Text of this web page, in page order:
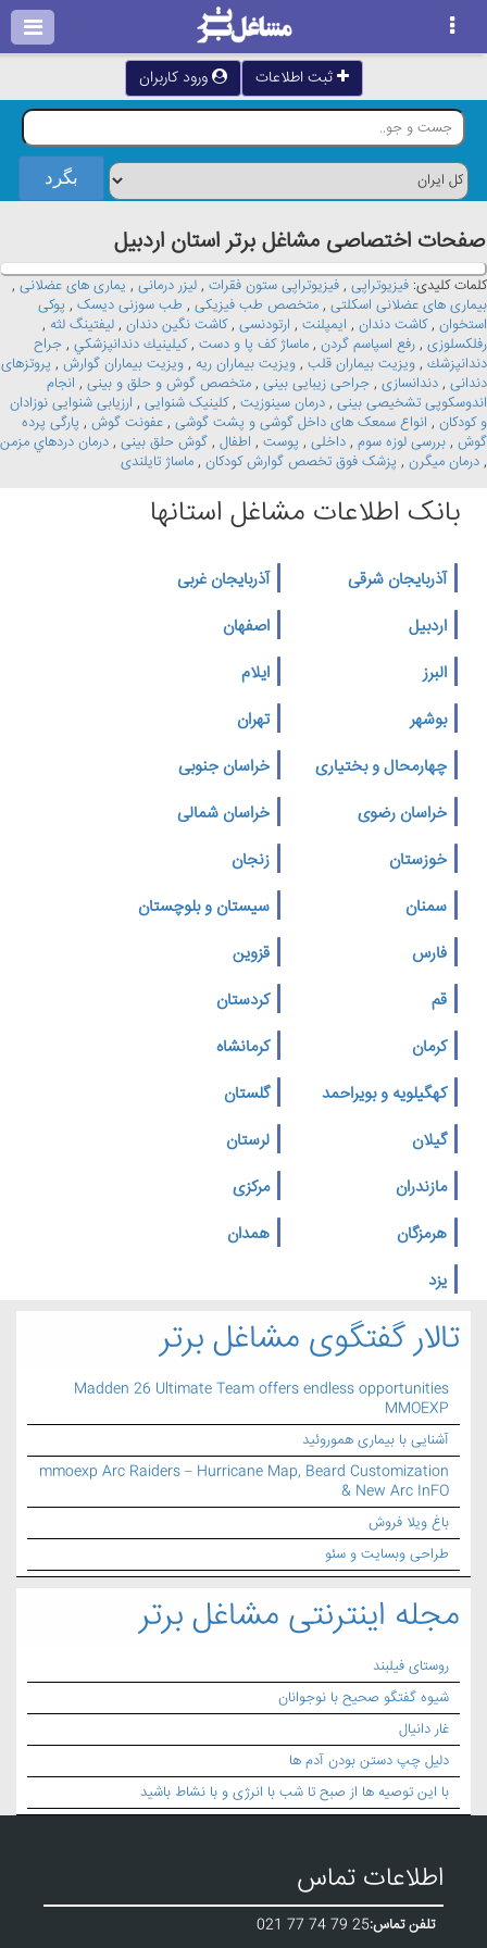
ثبت اطلاعات ورود کاربران
صفحات اختصاصی مشاغل برتر استان اردبيل
کلمات کلیدی: فیزیوتراپی , فیزیوتراپی ستون فقرات , لیزر درمانی , یماری های عضلانی ,
بیماری های عضلانی اسکلتی , متخصص طب فیزیکی , طب سوزنی دیسک , پوکی
استخوان ,کاشت دندان , ایمپلنت , ارتودنسی ,کاشت نگین دندان , لیفتینگ لثه ,
رفلکسلوزی , رفع اسپاسم گردن , ماساژ کف پا و دست ,كيلينيك دندانپزشكي , جراح
دندانپزشك , ویزیت بیماران قلب , ویزیت بیماران ریه , ویزیت بیماران گوارش , پروتزهای
دندانی , دندانسازی , جراحی زیبایی بینی , متخصص گوش و حلق و بینی , انجام
اندوسکوپى تشخیصی بینی , درمان سینوزیت ,کلینیک شنوایی , ارزیابی شنوایی نوزادان
و کودکان , انواع سمعک های داخل گوشی و پشت گوشی , عفونت گوش , پارگی پرده
گوش , بررسی لوزه سوم , داخلی , پوست , اطفال , گوش حلق بینی , درمان دردهاي مزمن
, درمان میگرن , پزشک فوق تخصص گوارش کودکان , ماساژ تایلندی
بانک اطلاعات مشاغل استانها
آذربایجان شرقی
آذربایجان غربی
اردبیل
اصفهان
البرز
ایلام
بوشهر
تهران
چهارمحال و بختیاری
خراسان جنوبی
خراسان رضوی
خراسان شمالی
خوزستان
زنجان
سمنان
سیستان و بلوچستان
فارس
قزوین
قم
کردستان
کرمان
کرمانشاه
کهگیلویه و بویراحمد
گلستان
گیلان
لرستان
مازندران
مرکزی
هرمزگان
همدان
یزد
تالار گفتگوی مشاغل برتر
Madden 26 Ultimate Team offers endless opportunities
MMOEXP
آشنایی با بیماری هموروئید
mmoexp Arc Raiders – Hurricane Map, Beard Customization
& New Arc InFO
باغ ویلا فروش
طراحی وبسایت و سئو
مجله اینترنتی مشاغل برتر
روستای فیلبند
شیوه گفتگو صحیح با نوجوانان
غار دانیال
دلیل چپ دستن بودن آدم ها
با این توصیه ها از صبح تا شب با انرژی و با نشاط باشید
اطلاعات تماس
تلفن تماس:021 77 74 79 25